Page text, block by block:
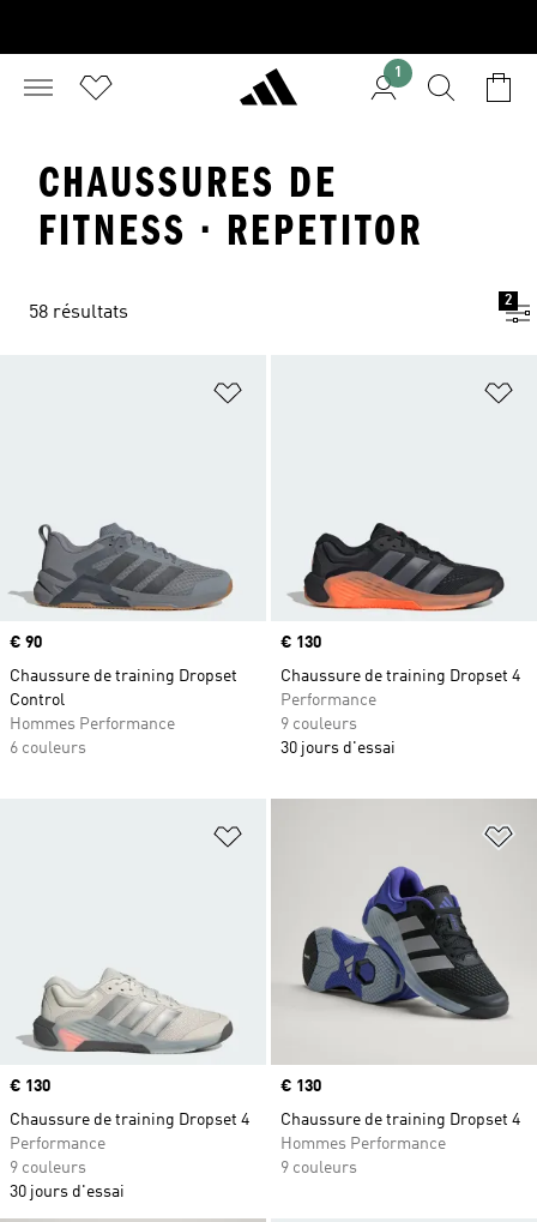
1
CHAUSSURES DE
FITNESS · REPETITOR
58 résultats
2
Ajouter à la Liste de produits
Prix
€ 90
Chaussure de training Dropset
Control
Hommes Performance
6 couleurs
Prix
€ 130
Chaussure de training Dropset 4
Performance
9 couleurs
30 jours d'essai
Ajouter à la Liste de produits
Prix
€ 130
Chaussure de training Dropset 4
Performance
9 couleurs
30 jours d'essai
Prix
€ 130
Chaussure de training Dropset 4
Hommes Performance
9 couleurs